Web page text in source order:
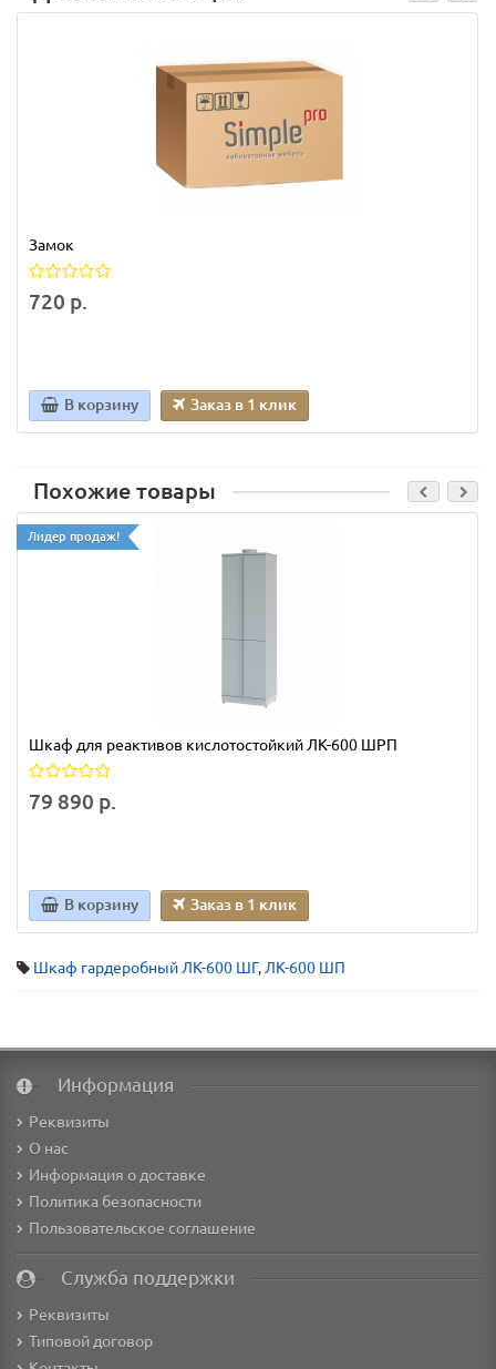
Замок
720 р.
В корзину Заказ в 1 клик
Похожие товары
Лидер продаж!
Шкаф для реактивов кислотостойкий ЛК-600 ШРП
79 890 р.
В корзину Заказ в 1 клик
Шкаф гардеробный ЛК-600 ШГ, ЛК-600 ШП
Информация
Реквизиты
О нас
Информация о доставке
Политика безопасности
Пользовательское соглашение
Служба поддержки
Реквизиты
Типовой договор